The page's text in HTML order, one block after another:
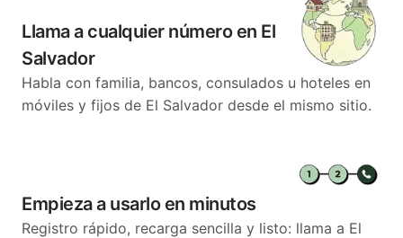
Llama a cualquier número en El
Salvador
Habla con familia, bancos, consulados u hoteles en
móviles y fijos de El Salvador desde el mismo sitio.
Empieza a usarlo en minutos
Registro rápido, recarga sencilla y listo: llama a El